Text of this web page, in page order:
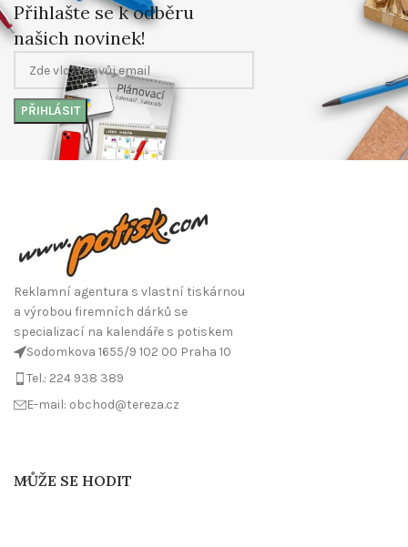
Přihlašte se k odběru
našich novinek!
Reklamní agentura s vlastní tiskárnou
a výrobou firemních dárků se
specializací na kalendáře s potiskem
Sodomkova 1655/9 102 00 Praha 10
Tel.: 224 938 389
E-mail: obchod@tereza.cz
MŮŽE SE HODIT